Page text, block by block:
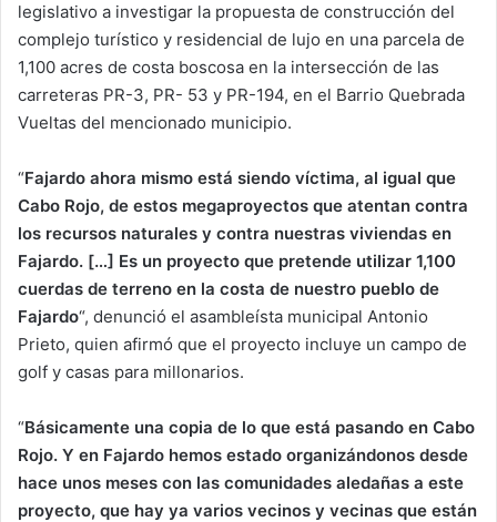
legislativo a investigar la propuesta de construcción del
complejo turístico y residencial de lujo en una parcela de
1,100 acres de costa boscosa en la intersección de las
carreteras PR-3, PR- 53 y PR-194, en el Barrio Quebrada
Vueltas del mencionado municipio.
“Fajardo ahora mismo está siendo víctima, al igual que
Cabo Rojo, de estos megaproyectos que atentan contra
los recursos naturales y contra nuestras viviendas en
Fajardo. […] Es un proyecto que pretende utilizar 1,100
cuerdas de terreno en la costa de nuestro pueblo de
Fajardo“, denunció el asambleísta municipal Antonio
Prieto, quien afirmó que el proyecto incluye un campo de
golf y casas para millonarios.
“Básicamente una copia de lo que está pasando en Cabo
Rojo. Y en Fajardo hemos estado organizándonos desde
hace unos meses con las comunidades aledañas a este
proyecto, que hay ya varios vecinos y vecinas que están